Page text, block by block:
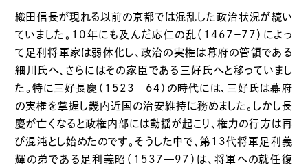
織田信長が現れる以前の京都では混乱した政治状況が続い
ていました。10年にも及んだ応仁の乱（1467−77）によっ
て足利将軍家は弱体化し、政治の実権は幕府の管領である
細川氏へ、さらにはその家臣である三好氏へと移っていまし
た。特に三好長慶（1523—64）の時代には、三好氏は幕府
の実権を掌握し畿内近国の治安維持に務めました。しかし長
慶が亡くなると政権内部には動揺が起こり、権力の行方は再
び混沌とし始めたのです。そうした中で、第13代将軍足利義
輝の弟である足利義昭（1537—97）は、将軍への就任復